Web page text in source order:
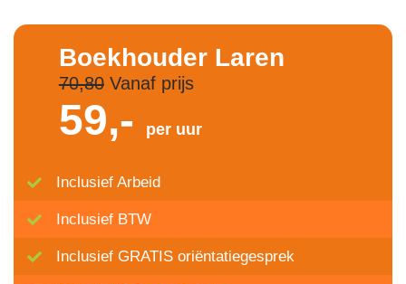
Boekhouder Laren
70,80Vanaf prijs
59,- per uur
Inclusief Arbeid
Inclusief BTW
Inclusief GRATIS oriëntatiegesprek